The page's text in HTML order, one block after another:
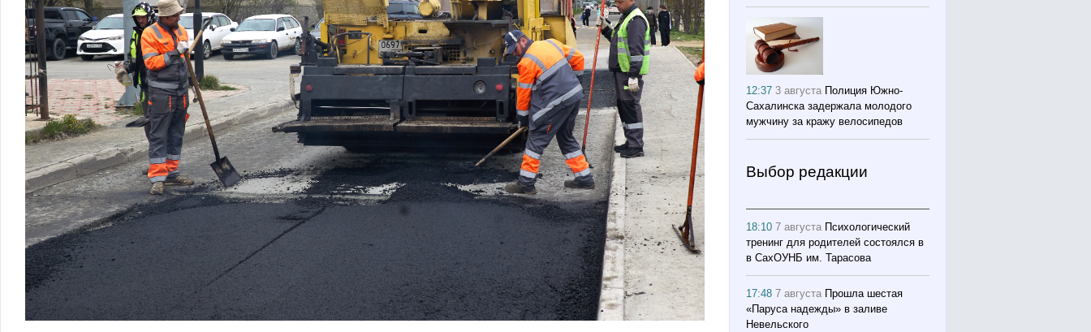
12:373 августа Полиция Южно-
Сахалинска задержала молодого
мужчину за кражу велосипедов
Выбор редакции
18:107 августа Психологический
тренинг для родителей состоялся в
в СахОУНБ им. Тарасова
17:487 августа Прошла шестая
«Паруса надежды» в заливе
Невельского